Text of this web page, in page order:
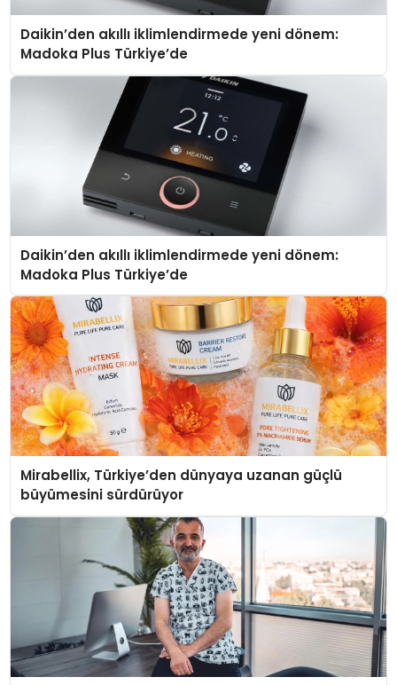
Daikin’den akıllı iklimlendirmede yeni dönem:
Madoka Plus Türkiye’de
Daikin’den akıllı iklimlendirmede yeni dönem:
Madoka Plus Türkiye’de
Mirabellix, Türkiye’den dünyaya uzanan güçlü
büyümesini sürdürüyor